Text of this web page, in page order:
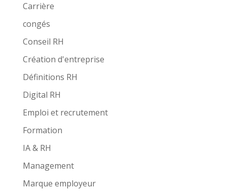
Carrière
congés
Conseil RH
Création d'entreprise
Définitions RH
Digital RH
Emploi et recrutement
Formation
IA & RH
Management
Marque employeur